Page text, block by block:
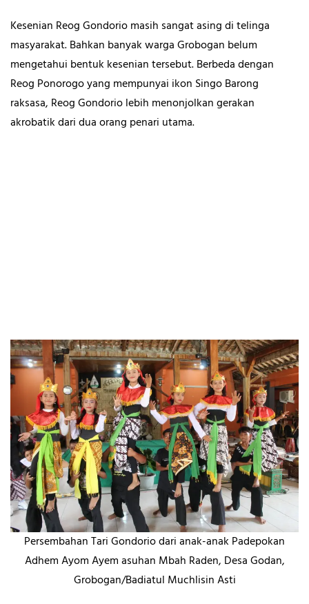
Kesenian Reog Gondorio masih sangat asing di telinga
masyarakat. Bahkan banyak warga Grobogan belum
mengetahui bentuk kesenian tersebut. Berbeda dengan
Reog Ponorogo yang mempunyai ikon Singo Barong
raksasa, Reog Gondorio lebih menonjolkan gerakan
akrobatik dari dua orang penari utama.
Persembahan Tari Gondorio dari anak-anak Padepokan
Adhem Ayom Ayem asuhan Mbah Raden, Desa Godan,
Grobogan/Badiatul Muchlisin Asti